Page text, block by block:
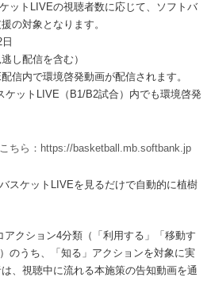
ットLIVEの視聴者数に応じて、ソフトバ
の対象となります。
し配信を含む）
信内で環境啓発動画が配信されます。
ケットLIVE（B1/B2試合）内でも環境啓発
ちら：https://basketball.mb.softbank.jp
スケットLIVEを見るだけで自動的に植樹
クション4分類（「利用する」「移動す
のうち、「知る」アクションを対象に実
、視聴中に流れる本施策の告知動画を通